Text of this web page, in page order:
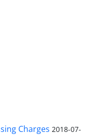
Charges 2018-07-